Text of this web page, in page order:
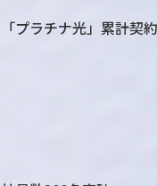
「プラチナ光」累計契